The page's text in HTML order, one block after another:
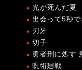
光が死んだ夏
出会って5秒
刃牙
切子
勇者刑に処す
呪術廻戦